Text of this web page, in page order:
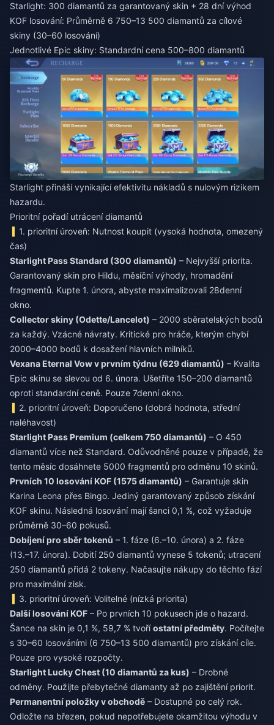
Starlight: 300 diamantů za garantovaný skin + 28 dní výhod
KOF losování: Průměrně 6 750–13 500 diamantů za cílové
skiny (30–60 losování)
Jednotlivé Epic skiny: Standardní cena 500–800 diamantů
Starlight přináší vynikající efektivitu nákladů s nulovým rizikem
hazardu.
Prioritní pořadí utrácení diamantů
1. prioritní úroveň: Nutnost koupit (vysoká hodnota, omezený
čas)
Starlight Pass Standard (300 diamantů) – Nejvyšší priorita.
Garantovaný skin pro Hildu, měsíční výhody, hromadění
fragmentů. Kupte 1. února, abyste maximalizovali 28denní
okno.
Collector skiny (Odette/Lancelot) – 2000 sběratelských bodů
za každý. Vzácné návraty. Kritické pro hráče, kterým chybí
2000–4000 bodů k dosažení hlavních milníků.
Vexana Eternal Vow v prvním týdnu (629 diamantů) – Kvalita
Epic skinu se slevou od 6. února. Ušetříte 150–200 diamantů
oproti standardní ceně. Pouze 7denní okno.
2. prioritní úroveň: Doporučeno (dobrá hodnota, střední
naléhavost)
Starlight Pass Premium (celkem 750 diamantů) – O 450
diamantů více než Standard. Odůvodněné pouze v případě, že
tento měsíc dosáhnete 5000 fragmentů pro odměnu 10 skinů.
Prvních 10 losování KOF (1575 diamantů) – Garantuje skin
Karina Leona přes Bingo. Jediný garantovaný způsob získání
KOF skinu. Následná losování mají šanci 0,1 %, což vyžaduje
průměrně 30–60 pokusů.
Dobíjení pro sběr tokenů – 1. fáze (6.–10. února) a 2. fáze
(13.–17. února). Dobití 250 diamantů vynese 5 tokenů; utracení
250 diamantů přidá 2 tokeny. Načasujte nákupy do těchto fází
pro maximální zisk.
3. prioritní úroveň: Volitelné (nízká priorita)
Další losování KOF – Po prvních 10 pokusech jde o hazard.
Šance na skin je 0,1 %, 59,7 % tvoříostatní předměty. Počítejte
s 30–60 losováními (6 750–13 500 diamantů) pro získání cíle.
Pouze pro vysoké rozpočty.
Starlight Lucky Chest (10 diamantů za kus) – Drobné
odměny. Použijte přebytečné diamanty až po zajištění priorit.
Permanentní položky v obchodě – Dostupné po celý rok.
Odložte na březen, pokud nepotřebujete okamžitou výhodu v